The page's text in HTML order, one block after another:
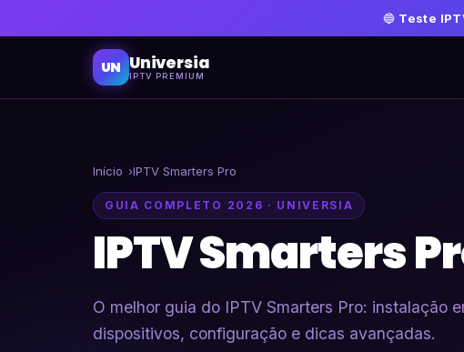
🔵 Teste
UN Universia
IPTV PREMIUM
Início IPTV Smarters Pro
GUIA COMPLETO 2026 · UNIVERSIA
IPTV Smarters
O melhor guia do IPTV Smarters Pro: instalação
dispositivos, configuração e dicas avançadas.